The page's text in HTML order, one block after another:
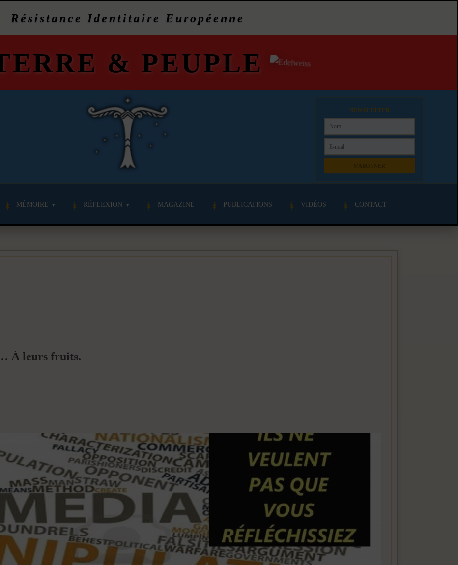
Résistance Identitaire Européenne
& PEUPLE
NEWSLETTER
MÉMOIRE RÉFLEXION MAGAZINE PUBLICATIONS VIDÉOS CONTACT
À leurs fruits.